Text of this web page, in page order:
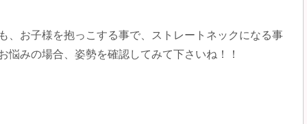
、お子様を抱っこする事で、ストレートネックになる事
悩みの場合、姿勢を確認してみて下さいね！！